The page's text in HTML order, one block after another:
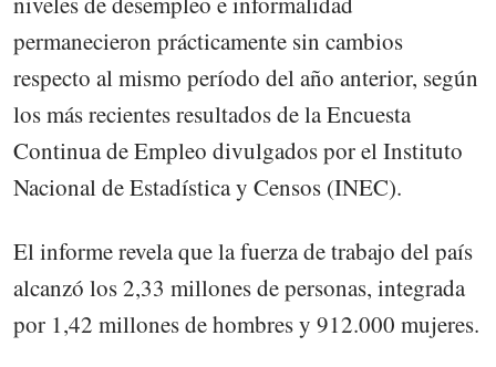
permanecieron prácticamente sin cambios
respecto al mismo período del año anterior, según
los más recientes resultados de la Encuesta
Continua de Empleo divulgados por el Instituto
Nacional de Estadística y Censos (INEC).
El informe revela que la fuerza de trabajo del país
alcanzó los 2,33 millones de personas, integrada
por 1,42 millones de hombres y 912.000 mujeres.